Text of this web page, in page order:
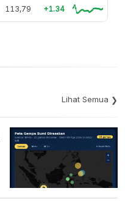
113,79 +1.34
Lihat Semua